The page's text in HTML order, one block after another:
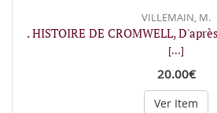
VILLEMAIN, M.
. HISTOIRE DE CROMWELL,
[...]
20.00€
Ver Item